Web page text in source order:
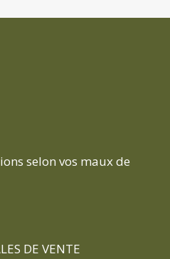
selon vos maux de
DE VENTE